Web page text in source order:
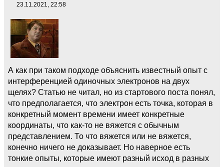
23.11.2021, 22:58
А как при таком подходе объяснить известный опыт с
интерференцией одиночных электронов на двух
щелях? Статью не читал, но из стартового поста понял,
что предполагается, что электрон есть точка, которая в
конкретный момент времени имеет конкретные
координаты, что как-то не вяжется с обычным
представлением. То что вяжется или не вяжется,
конечно ничего не доказывает. Но наверное есть
тонкие опыты, которые имеют разный исход в разных